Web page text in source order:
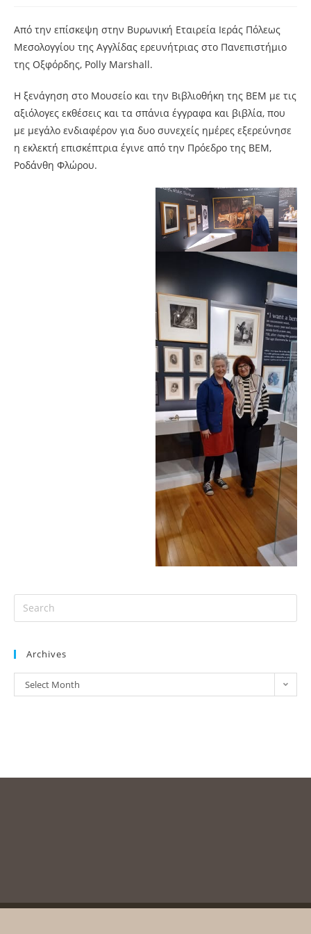
Από την επίσκεψη στην Βυρωνική Εταιρεία Ιεράς Πόλεως
Μεσολογγίου της Αγγλίδας ερευνήτριας στο Πανεπιστήμιο
της Οξφόρδης, Polly Marshall.
Η ξενάγηση στο Μουσείο και την Βιβλιοθήκη της ΒΕΜ με τις
αξιόλογες εκθέσεις και τα σπάνια έγγραφα και βιβλία, που
με μεγάλο ενδιαφέρον για δυο συνεχείς ημέρες εξερεύνησε
η εκλεκτή επισκέπτρια έγινε από την Πρόεδρο της ΒΕΜ,
Ροδάνθη Φλώρου.
Archives
Select Month